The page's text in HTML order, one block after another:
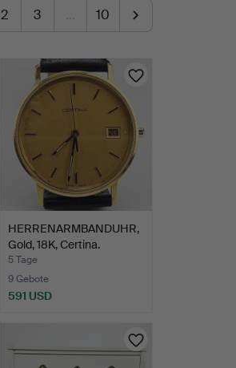
2 3 … 10
HERRENARMBANDUHR,
Gold, 18K, Certina.
5 Tage
9 Gebote
591 USD